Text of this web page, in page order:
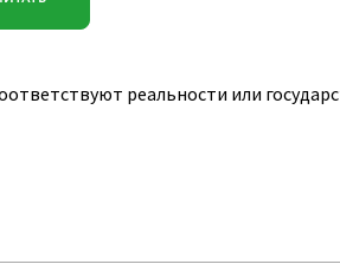
реальности или